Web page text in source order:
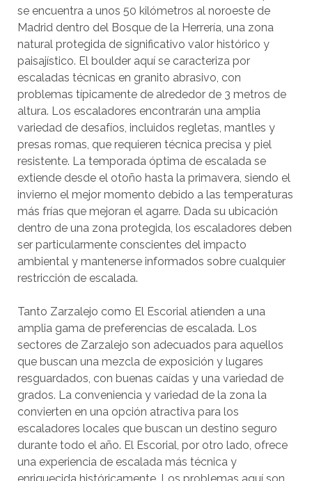
se encuentra a unos 50 kilómetros al noroeste de
Madrid dentro del Bosque de la Herrería, una zona
natural protegida de significativo valor histórico y
paisajístico. El boulder aquí se caracteriza por
escaladas técnicas en granito abrasivo, con
problemas típicamente de alrededor de 3 metros de
altura. Los escaladores encontrarán una amplia
variedad de desafíos, incluidos regletas, mantles y
presas romas, que requieren técnica precisa y piel
resistente. La temporada óptima de escalada se
extiende desde el otoño hasta la primavera, siendo el
invierno el mejor momento debido a las temperaturas
más frías que mejoran el agarre. Dada su ubicación
dentro de una zona protegida, los escaladores deben
ser particularmente conscientes del impacto
ambiental y mantenerse informados sobre cualquier
restricción de escalada.
Tanto Zarzalejo como El Escorial atienden a una
amplia gama de preferencias de escalada. Los
sectores de Zarzalejo son adecuados para aquellos
que buscan una mezcla de exposición y lugares
resguardados, con buenas caídas y una variedad de
grados. La conveniencia y variedad de la zona la
convierten en una opción atractiva para los
escaladores locales que buscan un destino seguro
durante todo el año. El Escorial, por otro lado, ofrece
una experiencia de escalada más técnica y